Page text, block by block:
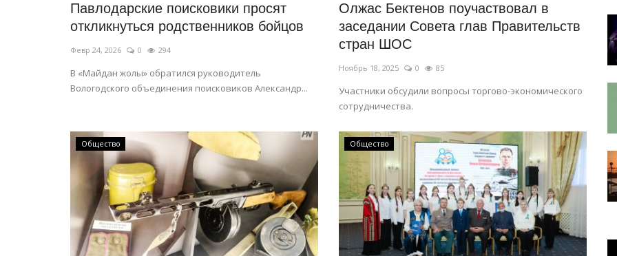
Павлодарские поисковики просят
откликнуться родственников бойцов
Февр 24, 2026 0 294
В «Майдан жолы» обратился руководитель
Вологодского объединения поисковиков Александр...
Олжас Бектенов поучаствовал в
заседании Совета глав Правительств
стран ШОС
Ноябрь 18, 2025 0 85
Участники обсудили вопросы торгово-экономического
сотрудничества.
Общество Общество